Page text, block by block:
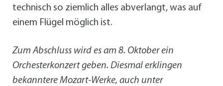
technisch so ziemlich alles abverlangt, was auf
einem Flügel möglich ist.
Zum Abschluss wird es am 8. Oktober ein
Orchesterkonzert geben. Diesmal erklingen
bekanntere Mozart-Werke, auch unter